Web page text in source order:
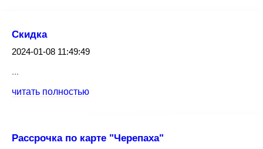
Скидка
2024-01-08 11:49:49
...
читать полностью
Рассрочка по карте "Черепаха"